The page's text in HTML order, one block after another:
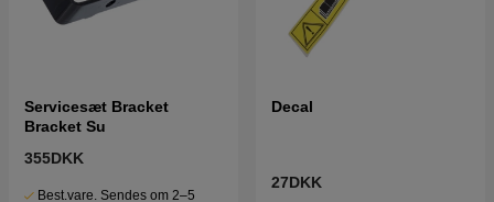
Servicesæt Bracket
Bracket Su
355DKK
Best.vare. Sendes om 2–5
Decal
27DKK